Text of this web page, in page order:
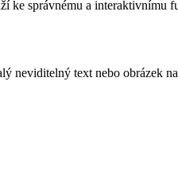
ke správnému a interaktivnímu
neviditelný text nebo obrázek